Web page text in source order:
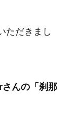
だきまし
んの「刹那